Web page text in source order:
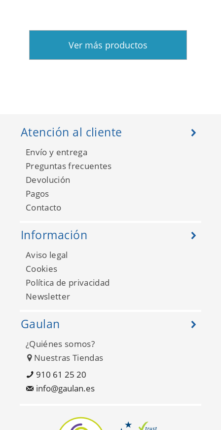
Ver más productos
Atención al cliente
Envío y entrega
Preguntas frecuentes
Devolución
Pagos
Contacto
Información
Aviso legal
Cookies
Política de privacidad
Newsletter
Gaulan
¿Quiénes somos?
Nuestras Tiendas
910 61 25 20
info@gaulan.es